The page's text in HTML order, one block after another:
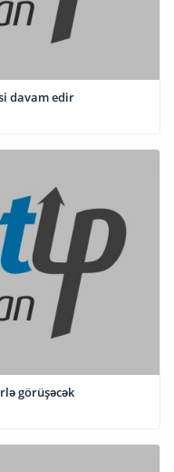
müsabiqəsi davam edir
görüşəcək